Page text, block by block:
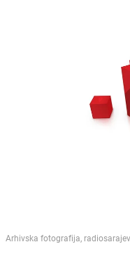
Arhivska fotografija,